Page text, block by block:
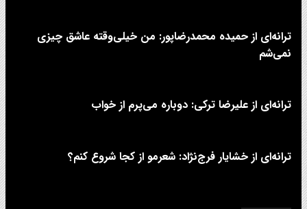
ترانه‌ای از حمیده محمدرضاپور: من خیلی‌وقته عاشق چیزی
نمی‌شم
ترانه‌ای از علیرضا ترکی: دوباره می‌پرم از خواب
ترانه‌ای از خشایار فرج‌نژاد: شعرمو از کجا شروع کنم؟